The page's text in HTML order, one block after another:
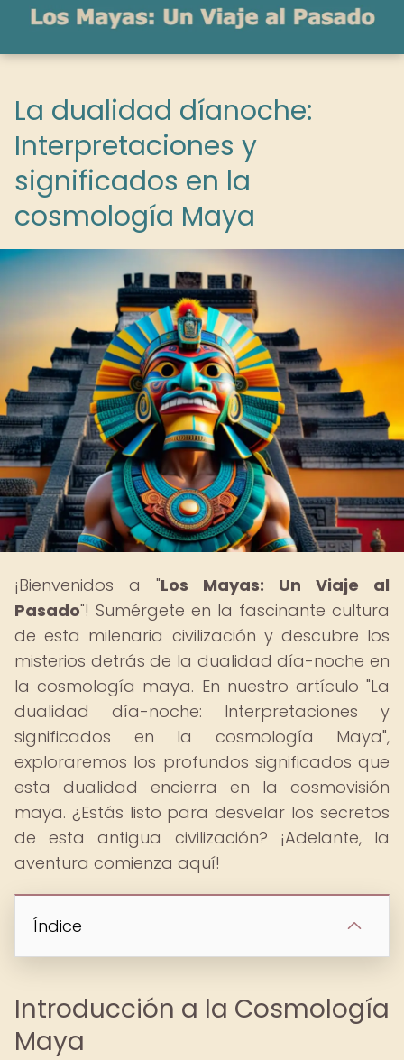
La dualidad díanoche:
Interpretaciones y
significados en la
cosmología Maya
¡Bienvenidos a "Los Mayas: Un Viaje al
Pasado"! Sumérgete en la fascinante cultura
de esta milenaria civilización y descubre los
misterios detrás de la dualidad día-noche en
la cosmología maya. En nuestro artículo "La
dualidad día-noche: Interpretaciones y
significados en la cosmología Maya",
exploraremos los profundos significados que
esta dualidad encierra en la cosmovisión
maya. ¿Estás listo para desvelar los secretos
de esta antigua civilización? ¡Adelante, la
aventura comienza aquí!
Índice
Introducción a la Cosmología
Maya